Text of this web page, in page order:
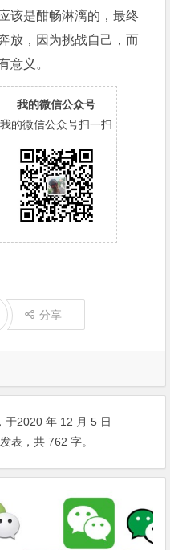
该是酣畅淋漓的，最终
放，因为挑战自己，而
意义。
我的微信公众号
我的微信公众号扫一扫
分享
于2020 年 12 月 5 日
发表，共 762 字。